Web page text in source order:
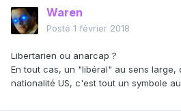
Waren
Posté 1 février 2018
Libertarien ou anarcap ?
En tout cas, un "libéral" au sens large,
nationalité US, c'est tout un symbole